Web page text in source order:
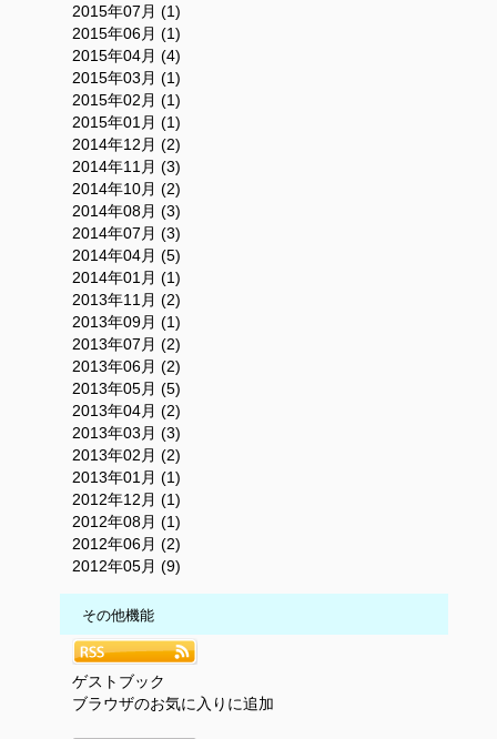
2015年07月 (1)
2015年06月 (1)
2015年04月 (4)
2015年03月 (1)
2015年02月 (1)
2015年01月 (1)
2014年12月 (2)
2014年11月 (3)
2014年10月 (2)
2014年08月 (3)
2014年07月 (3)
2014年04月 (5)
2014年01月 (1)
2013年11月 (2)
2013年09月 (1)
2013年07月 (2)
2013年06月 (2)
2013年05月 (5)
2013年04月 (2)
2013年03月 (3)
2013年02月 (2)
2013年01月 (1)
2012年12月 (1)
2012年08月 (1)
2012年06月 (2)
2012年05月 (9)
その他機能
ゲストブック
ブラウザのお気に入りに追加